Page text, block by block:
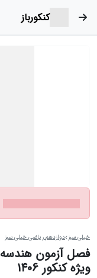
کنکورباز
خیلی سبز دوازدهم ریاضی خیلی سبز
ویژه کنکور 1406